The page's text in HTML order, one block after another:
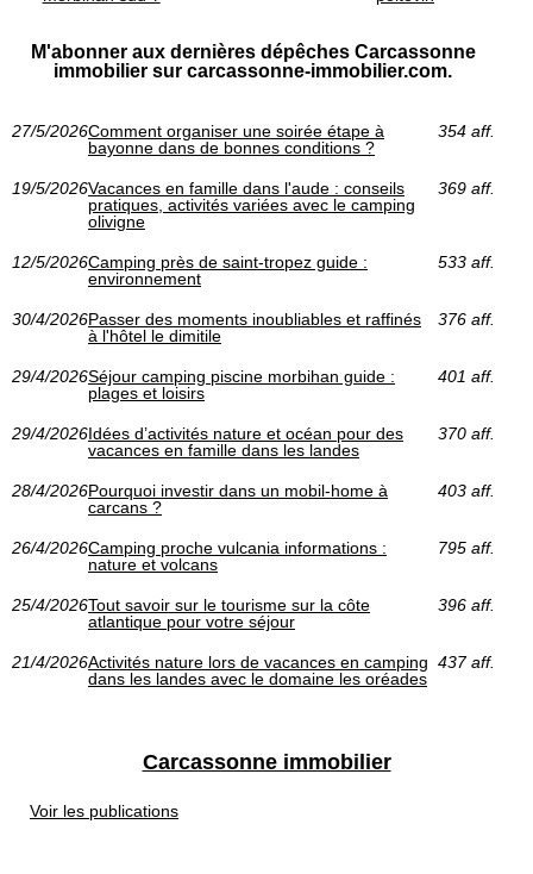
M'abonner aux dernières dépêches Carcassonne
immobilier sur carcassonne-immobilier.com.
27/5/2026Comment organiser une soirée étape à
bayonne dans de bonnes conditions ?
354 aff.
19/5/2026Vacances en famille dans l'aude : conseils
pratiques, activités variées avec le camping
olivigne
369 aff.
12/5/2026Camping près de saint-tropez guide :
environnement
533 aff.
30/4/2026Passer des moments inoubliables et raffinés
à l'hôtel le dimitile
376 aff.
29/4/2026Séjour camping piscine morbihan guide :
plages et loisirs
401 aff.
29/4/2026Idées d’activités nature et océan pour des
vacances en famille dans les landes
370 aff.
28/4/2026Pourquoi investir dans un mobil-home à
carcans ?
403 aff.
26/4/2026Camping proche vulcania informations :
nature et volcans
795 aff.
25/4/2026Tout savoir sur le tourisme sur la côte
atlantique pour votre séjour
396 aff.
21/4/2026Activités nature lors de vacances en camping
dans les landes avec le domaine les oréades
437 aff.
Carcassonne immobilier
Voir les publications